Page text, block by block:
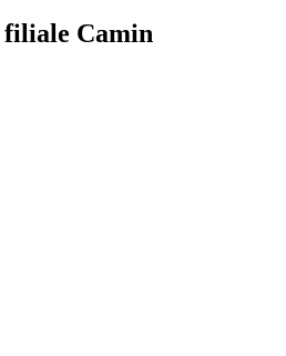
filiale Camin